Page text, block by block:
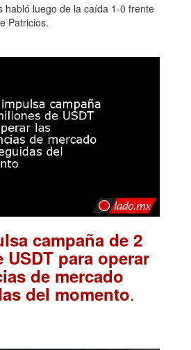
habló luego de la caída 1-0 frente
Patricios.
campaña de 2
para operar
de mercado
del momento.